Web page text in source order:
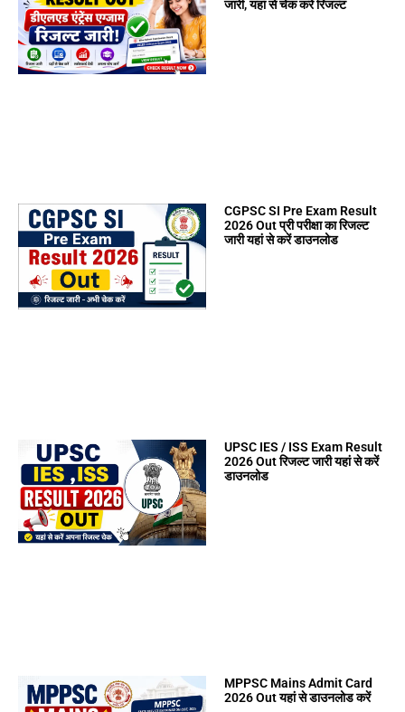
जारी, यहां से चेक करें रिजल्ट
CGPSC SI Pre Exam Result
2026 Out प्री परीक्षा का रिजल्ट
जारी यहां से करें डाउनलोड
UPSC IES / ISS Exam Result
2026 Out रिजल्ट जारी यहां से करें
डाउनलोड
MPPSC Mains Admit Card
2026 Out यहां से डाउनलोड करें